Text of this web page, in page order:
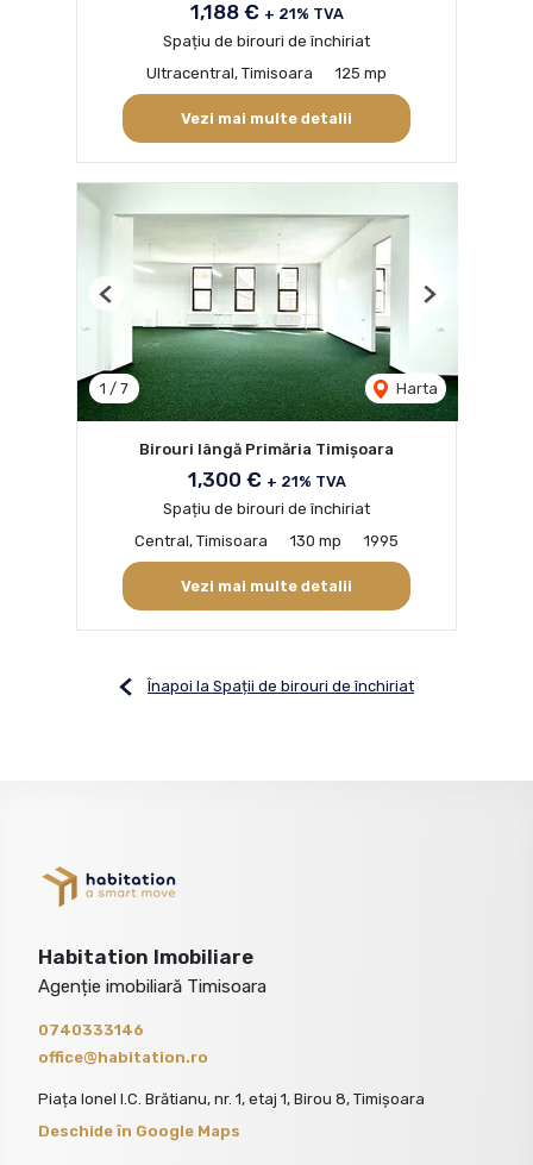
1,188 € + 21% TVA
Spațiu de birouri de închiriat
Ultracentral, Timisoara
125 mp
Vezi mai multe detalii
1 / 7 Harta
Previous Next
Birouri lângă Primăria Timișoara
1,300 € + 21% TVA
Spațiu de birouri de închiriat
Central, Timisoara
130 mp 1995
Vezi mai multe detalii
Înapoi la Spații de birouri de închiriat
Habitation Imobiliare
Agenție imobiliară Timisoara
0740333146
office@habitation.ro
Piața Ionel I.C. Brătianu, nr. 1, etaj 1, Birou 8, Timișoara
Deschide în Google Maps